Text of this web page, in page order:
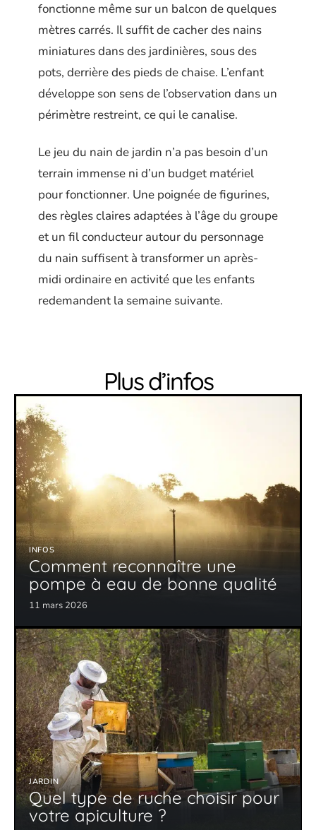
fonctionne même sur un balcon de quelques
mètres carrés. Il suffit de cacher des nains
miniatures dans des jardinières, sous des
pots, derrière des pieds de chaise. L’enfant
développe son sens de l’observation dans un
périmètre restreint, ce qui le canalise.
Le jeu du nain de jardin n’a pas besoin d’un
terrain immense ni d’un budget matériel
pour fonctionner. Une poignée de figurines,
des règles claires adaptées à l’âge du groupe
et un fil conducteur autour du personnage
du nain suffisent à transformer un après-
midi ordinaire en activité que les enfants
redemandent la semaine suivante.
Plus d’infos
INFOS
Comment reconnaître une
pompe à eau de bonne qualité
11 mars 2026
JARDIN
Quel type de ruche choisir pour
votre apiculture ?